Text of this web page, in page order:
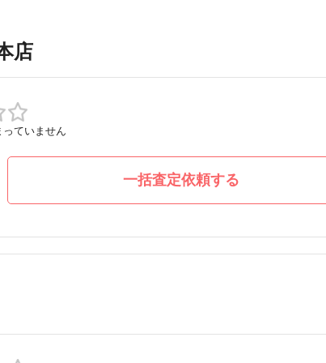
店
ていません
一括査定依頼する